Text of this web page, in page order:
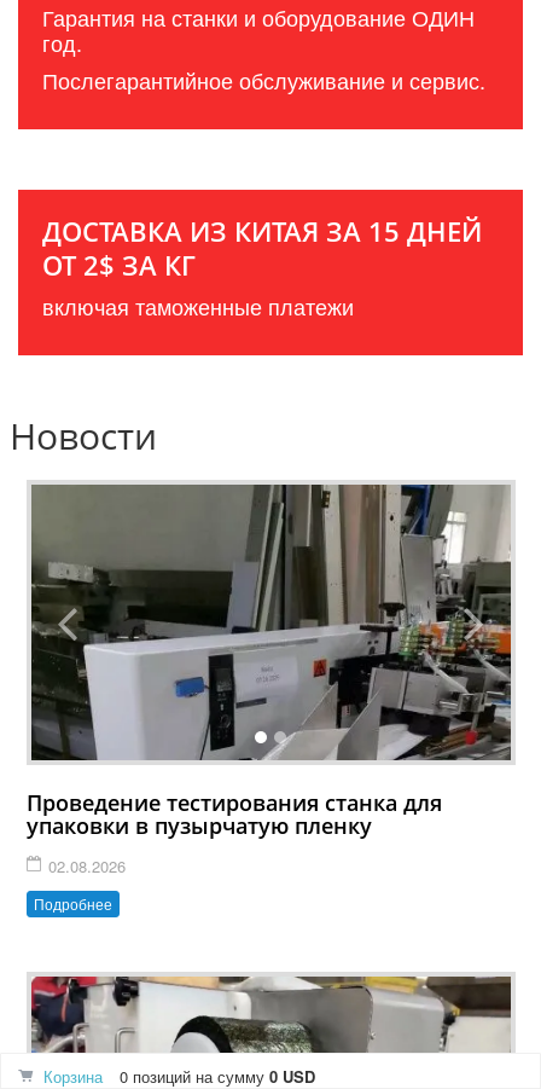
Гарантия на станки и оборудование ОДИН
год.
Послегарантийное обслуживание и сервис.
ДОСТАВКА ИЗ КИТАЯ ЗА 15 ДНЕЙ
ОТ 2$ ЗА КГ
включая таможенные платежи
Новости
Проведение тестирования станка для
упаковки в пузырчатую пленку
02.08.2026
Подробнее
Корзина 0 позиций на сумму 0 USD